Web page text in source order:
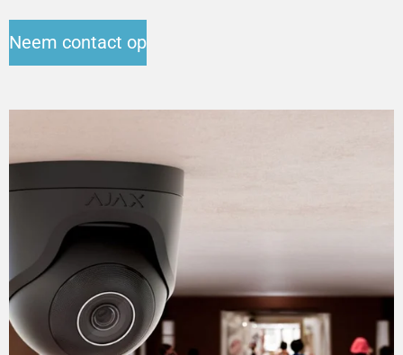
Neem contact op